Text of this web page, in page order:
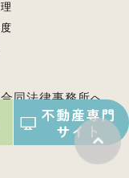
同法律事務所へ
Office